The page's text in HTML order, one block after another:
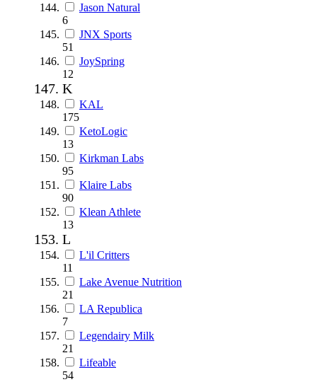
Jason Natural
6
JNX Sports
51
JoySpring
12
K
KAL
175
KetoLogic
13
Kirkman Labs
95
Klaire Labs
90
Klean Athlete
13
L
L'il Critters
11
Lake Avenue Nutrition
21
LA Republica
7
Legendairy Milk
21
Lifeable
54